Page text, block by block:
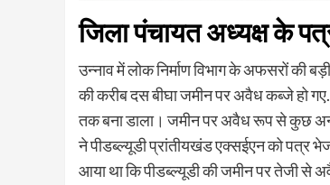
जिला पंचायत अध्यक्ष के
उन्नाव में लोक निर्माण विभाग के अफसरों की
की करीब दस बीघा जमीन पर अवैध कब्जे हो गए.
तक बना डाला। जमीन पर अवैध रूप से कुछ
ने पीडब्ल्यूडी प्रांतीयखंड एक्सईएन को पत्र
आया ​था कि पीडब्ल्यूडी की जमीन पर तेजी से